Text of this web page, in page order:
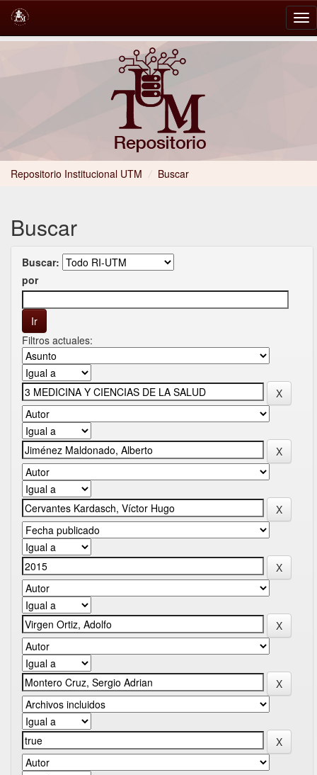
Repositorio Institucional UTM / Buscar
Buscar
Buscar:
por
Filtros actuales: